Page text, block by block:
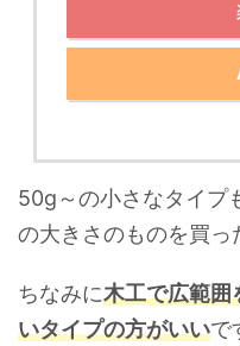
50g～の小さなタイプ
の大きさのものを買っ
ちなみに木工で広範囲
いタイプの方がいいで